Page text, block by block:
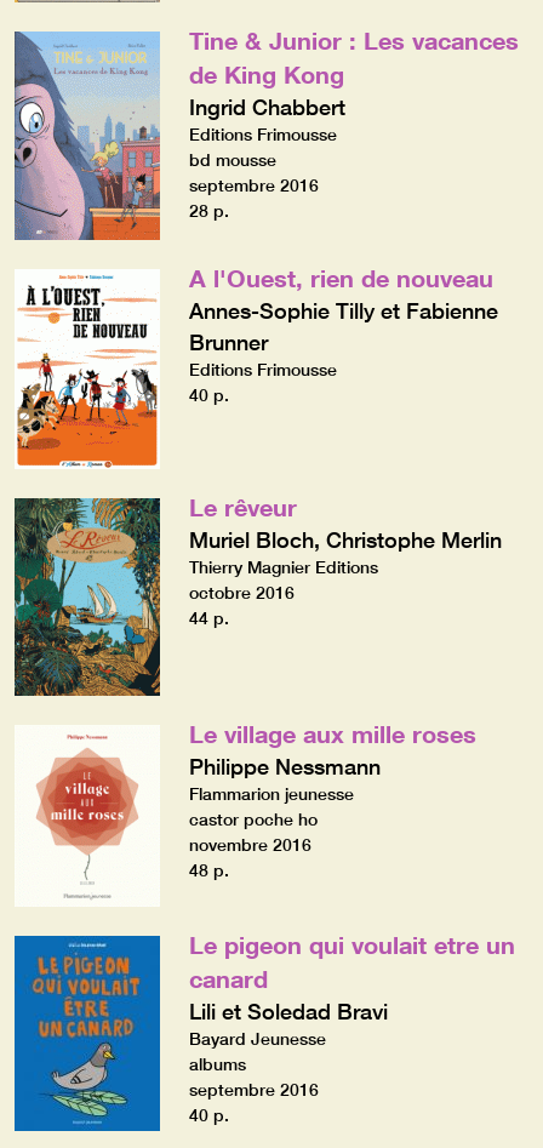
Tine & Junior : Les vacances
de King Kong
Ingrid Chabbert
Editions Frimousse
bd mousse
septembre 2016
28 p.
A l'Ouest, rien de nouveau
Annes-Sophie Tilly et Fabienne
Brunner
Editions Frimousse
40 p.
Le rêveur
Muriel Bloch, Christophe Merlin
Thierry Magnier Editions
octobre 2016
44 p.
Le village aux mille roses
Philippe Nessmann
Flammarion jeunesse
castor poche ho
novembre 2016
48 p.
Le pigeon qui voulait etre un
canard
Lili et Soledad Bravi
Bayard Jeunesse
albums
septembre 2016
40 p.